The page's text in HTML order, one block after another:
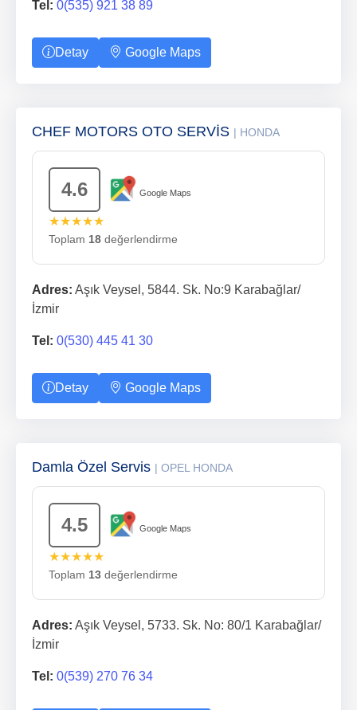
Tel: 0(535) 921 38 89
Detay Google Maps
CHEF MOTORS OTO SERVİS | HONDA
4.6 Google Maps
★★★★★
Toplam 18 değerlendirme
Adres: Aşık Veysel, 5844. Sk. No:9 Karabağlar/
İzmir
Tel: 0(530) 445 41 30
Detay Google Maps
Damla Özel Servis | OPEL HONDA
4.5 Google Maps
★★★★★
Toplam 13 değerlendirme
Adres: Aşık Veysel, 5733. Sk. No: 80/1 Karabağlar/
İzmir
Tel: 0(539) 270 76 34